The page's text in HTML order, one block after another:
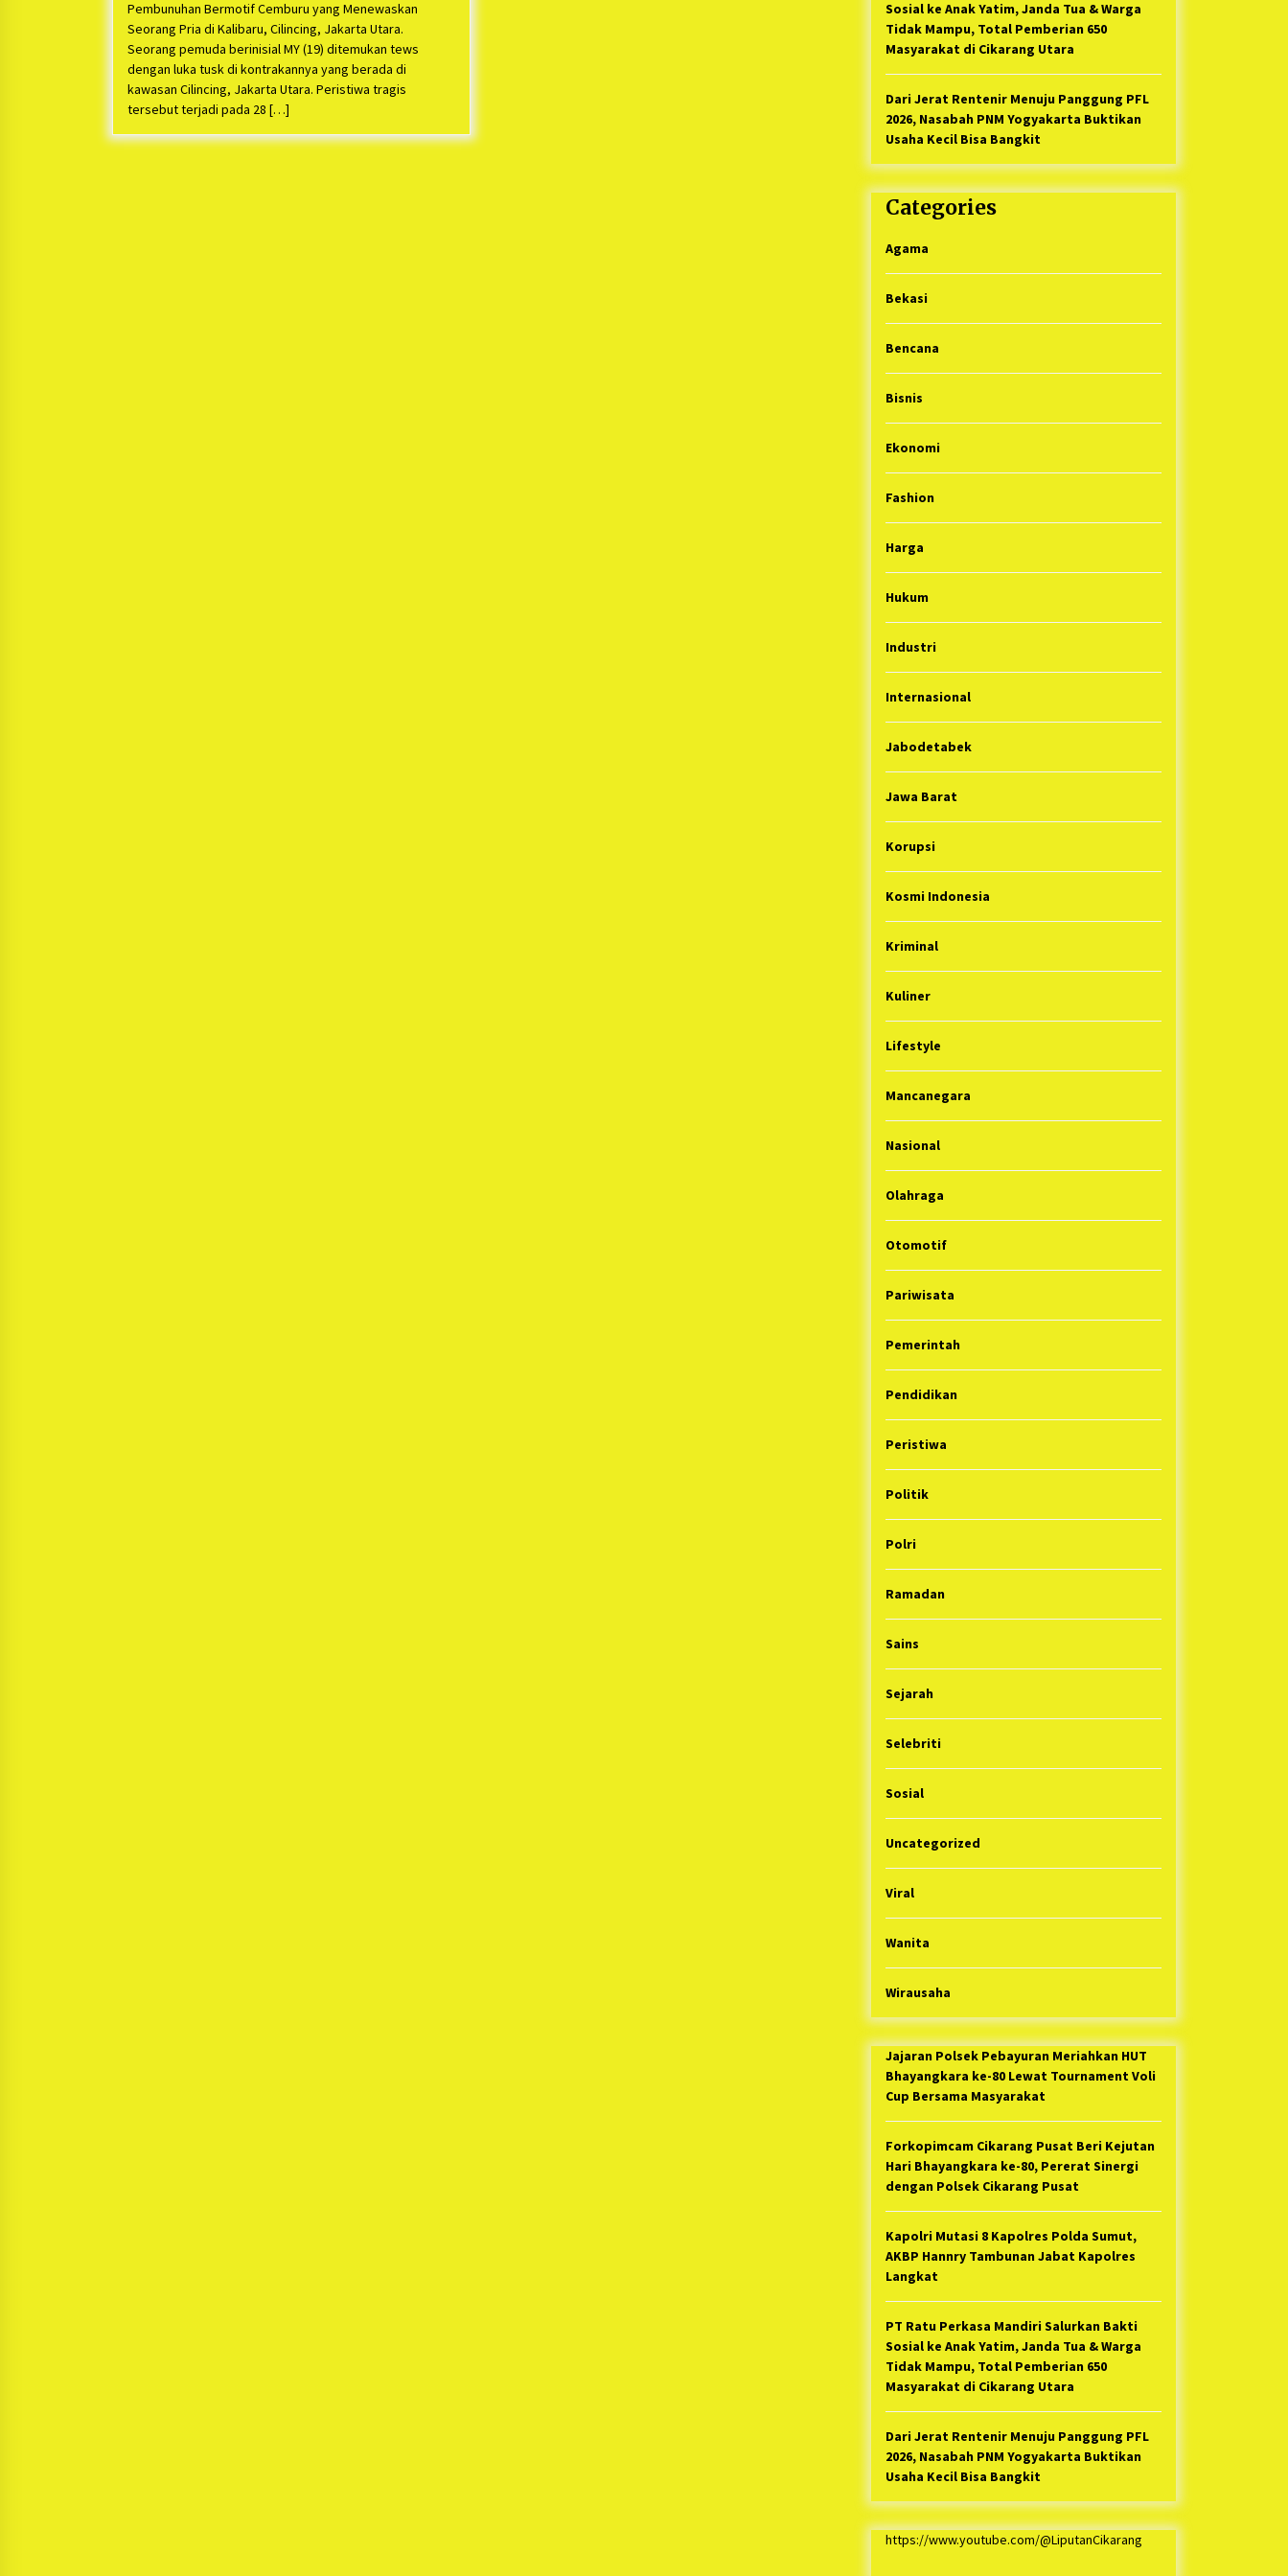
Pembunuhan Bermotif Cemburu yang Menewaskan
Seorang Pria di Kalibaru, Cilincing, Jakarta Utara.
Seorang pemuda berinisial MY (19) ditemukan tews
dengan luka tusk di kontrakannya yang berada di
kawasan Cilincing, Jakarta Utara. Peristiwa tragis
tersebut terjadi pada 28 […]
Sosial ke Anak Yatim, Janda Tua & Warga
Tidak Mampu, Total Pemberian 650
Masyarakat di Cikarang Utara
Dari Jerat Rentenir Menuju Panggung PFL
2026, Nasabah PNM Yogyakarta Buktikan
Usaha Kecil Bisa Bangkit
Categories
Agama
Bekasi
Bencana
Bisnis
Ekonomi
Fashion
Harga
Hukum
Industri
Internasional
Jabodetabek
Jawa Barat
Korupsi
Kosmi Indonesia
Kriminal
Kuliner
Lifestyle
Mancanegara
Nasional
Olahraga
Otomotif
Pariwisata
Pemerintah
Pendidikan
Peristiwa
Politik
Polri
Ramadan
Sains
Sejarah
Selebriti
Sosial
Uncategorized
Viral
Wanita
Wirausaha
Jajaran Polsek Pebayuran Meriahkan HUT
Bhayangkara ke-80 Lewat Tournament Voli
Cup Bersama Masyarakat
Forkopimcam Cikarang Pusat Beri Kejutan
Hari Bhayangkara ke-80, Pererat Sinergi
dengan Polsek Cikarang Pusat
Kapolri Mutasi 8 Kapolres Polda Sumut,
AKBP Hannry Tambunan Jabat Kapolres
Langkat
PT Ratu Perkasa Mandiri Salurkan Bakti
Sosial ke Anak Yatim, Janda Tua & Warga
Tidak Mampu, Total Pemberian 650
Masyarakat di Cikarang Utara
Dari Jerat Rentenir Menuju Panggung PFL
2026, Nasabah PNM Yogyakarta Buktikan
Usaha Kecil Bisa Bangkit
https://www.youtube.com/@LiputanCikarang